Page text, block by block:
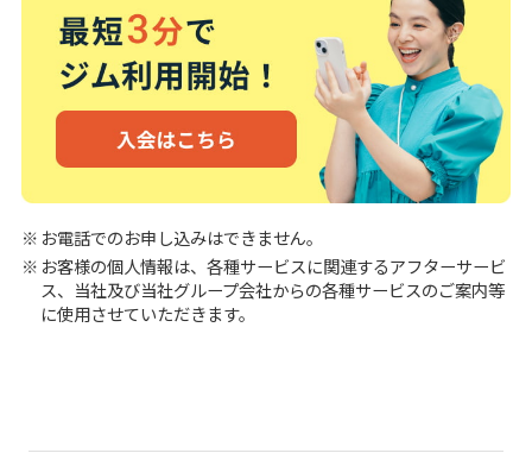
お電話でのお申し込みはできません。
お客様の個人情報は、各種サービスに関連するアフターサービ
ス、当社及び当社グループ会社からの各種サービスのご案内等
に使用させていただきます。